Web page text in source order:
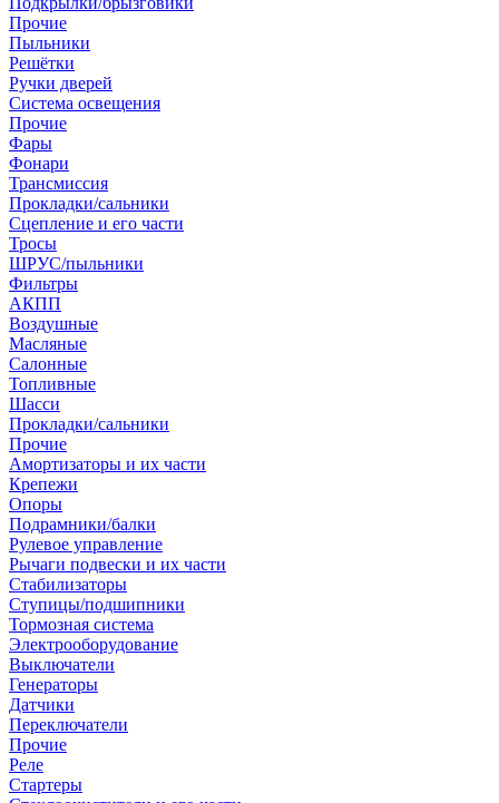
Прочие
Пыльники
Решётки
Ручки дверей
Система освещения
Прочие
Фары
Фонари
Трансмиссия
Прокладки/сальники
Сцепление и его части
Тросы
ШРУС/пыльники
Фильтры
АКПП
Воздушные
Масляные
Салонные
Топливные
Шасси
Прокладки/сальники
Прочие
Амортизаторы и их части
Крепежи
Опоры
Подрамники/балки
Рулевое управление
Рычаги подвески и их части
Стабилизаторы
Ступицы/подшипники
Тормозная система
Электрооборудование
Выключатели
Генераторы
Датчики
Переключатели
Прочие
Реле
Стартеры